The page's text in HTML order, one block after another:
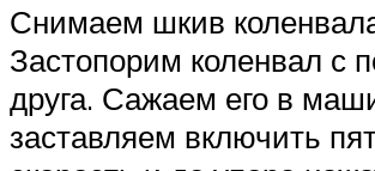
Снимаем шкив
Застопорим коленвал с
друга. Сажаем его в
заставляем включить